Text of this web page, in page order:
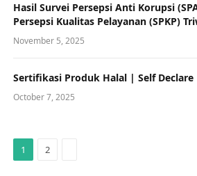
Hasil Survei Persepsi Anti Korupsi
Persepsi Kualitas Pelayanan (SPKP)
November 5, 2025
Sertifikasi Produk Halal | Self Declare
October 7, 2025
1 2